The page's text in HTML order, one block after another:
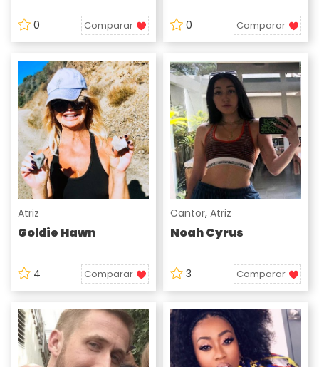
0 Comparar 0 Comparar
Atriz
Goldie Hawn
4 Comparar
Cantor, Atriz
Noah Cyrus
3 Comparar